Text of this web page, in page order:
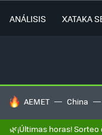
ANÁLISIS XATAKA
HOY SE HABLA DE
AEMET China
🌿¡Últimas horas!